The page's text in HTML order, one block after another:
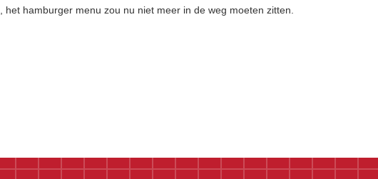
, het hamburger menu zou nu niet meer in de weg moeten zitten.